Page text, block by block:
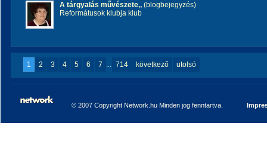
A tárgyalás művészete,, (blogbejegyzés)
Reformátusok klubja klub
1 2 3 4 5 6 7 ... 714 következő utolsó
© 2007 Copyright Network.hu Minden jog fenntartva.